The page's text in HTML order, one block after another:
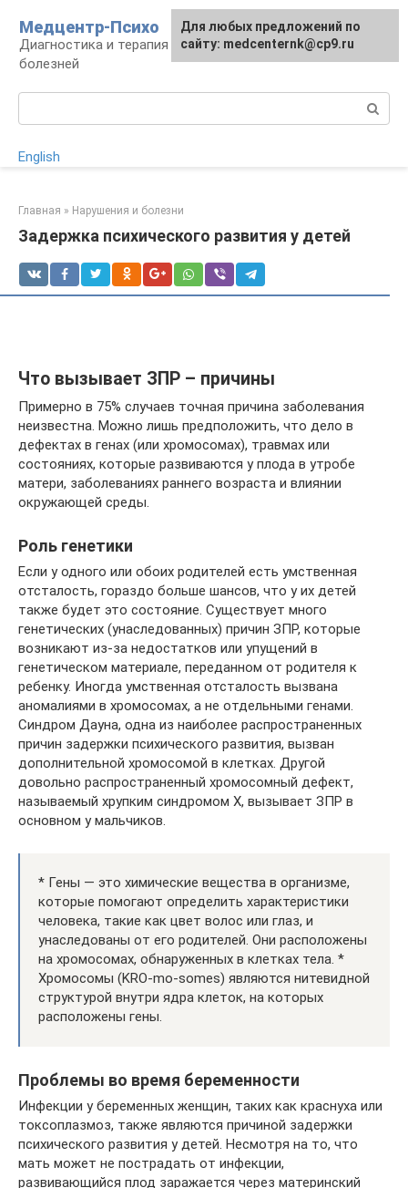
контенту
Медцентр-Психо
Диагностика и терапия психоневрологических
болезней
English
Главная » Нарушения и болезни
Задержка психического развития у детей
Что вызывает ЗПР – причины
Примерно в 75% случаев точная причина заболевания
неизвестна. Можно лишь предположить, что дело в
дефектах в генах (или хромосомах), травмах или
состояниях, которые развиваются у плода в утробе
матери, заболеваниях раннего возраста и влиянии
окружающей среды.
Роль генетики
Если у одного или обоих родителей есть умственная
отсталость, гораздо больше шансов, что у их детей
также будет это состояние. Существует много
генетических (унаследованных) причин ЗПР, которые
возникают из-за недостатков или упущений в
генетическом материале, переданном от родителя к
ребенку. Иногда умственная отсталость вызвана
аномалиями в хромосомах, а не отдельными генами.
Синдром Дауна, одна из наиболее распространенных
причин задержки психического развития, вызван
дополнительной хромосомой в клетках. Другой
довольно распространенный хромосомный дефект,
называемый хрупким синдромом Х, вызывает ЗПР в
основном у мальчиков.
* Гены — это химические вещества в организме,
которые помогают определить характеристики
человека, такие как цвет волос или глаз, и
унаследованы от его родителей. Они расположены
на хромосомах, обнаруженных в клетках тела. *
Хромосомы (KRO-mo-somes) являются нитевидной
структурой внутри ядра клеток, на которых
расположены гены.
Проблемы во время беременности
Инфекции у беременных женщин, таких как краснуха или
токсоплазмоз, также являются причиной задержки
психического развития у детей. Несмотря на то, что
мать может не пострадать от инфекции,
развивающийся плод заражается через материнский
Для любых предложений по
сайту: medcenternk@cp9.ru